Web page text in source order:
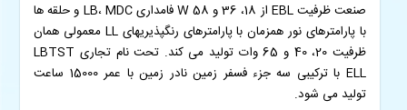
صنعت ظرفیت EBL از 18، 36 و 58 W فامداری LB، MDC و حلقه ها
با پارامترهای نور همزمان با پارامترهای رنگپذیریهای LL معمولی همان
ظرفیت 20، 40 و 65 وات تولید می کند. تحت نام تجاری LBTST
ELL با ترکیبی سه جزء فسفر زمین نادر زمین با عمر 15000 ساعت
تولید می شود.